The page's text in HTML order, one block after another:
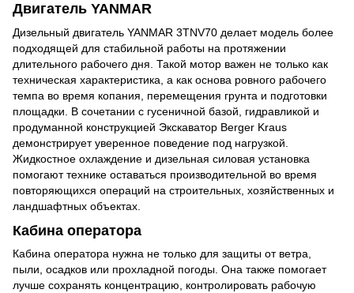
Двигатель YANMAR
Дизельный двигатель YANMAR 3TNV70 делает модель более
подходящей для стабильной работы на протяжении
длительного рабочего дня. Такой мотор важен не только как
техническая характеристика, а как основа ровного рабочего
темпа во время копания, перемещения грунта и подготовки
площадки. В сочетании с гусеничной базой, гидравликой и
продуманной конструкцией Экскаватор Berger Kraus
демонстрирует уверенное поведение под нагрузкой.
Жидкостное охлаждение и дизельная силовая установка
помогают технике оставаться производительной во время
повторяющихся операций на строительных, хозяйственных и
ландшафтных объектах.
Кабина оператора
Кабина оператора нужна не только для защиты от ветра,
пыли, осадков или прохладной погоды. Она также помогает
лучше сохранять концентрацию, контролировать рабочую